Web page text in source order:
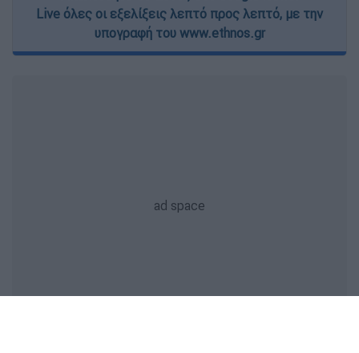
Live όλες οι εξελίξεις λεπτό προς λεπτό, με την
υπογραφή του www.ethnos.gr